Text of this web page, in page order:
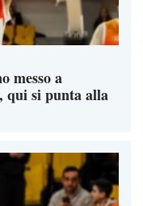
messo a
qui si punta alla